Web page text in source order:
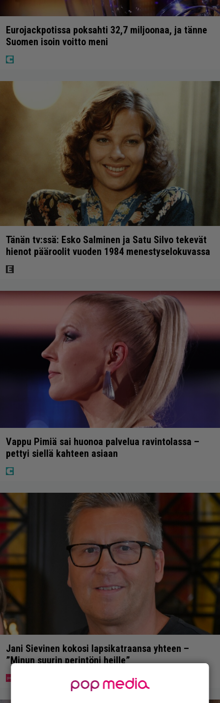
Eurojackpotissa poksahti 32,7 miljoonaa, ja tänne
Suomen isoin voitto meni
Tänän tv:ssä: Esko Salminen ja Satu Silvo tekevät
hienot pääroolit vuoden 1984 menestyselokuvassa
Vappu Pimiä sai huonoa palvelua ravintolassa –
pettyi siellä kahteen asiaan
Jani Sievinen kokosi lapsikatraansa yhteen –
”Minun suurin perintöni heille”